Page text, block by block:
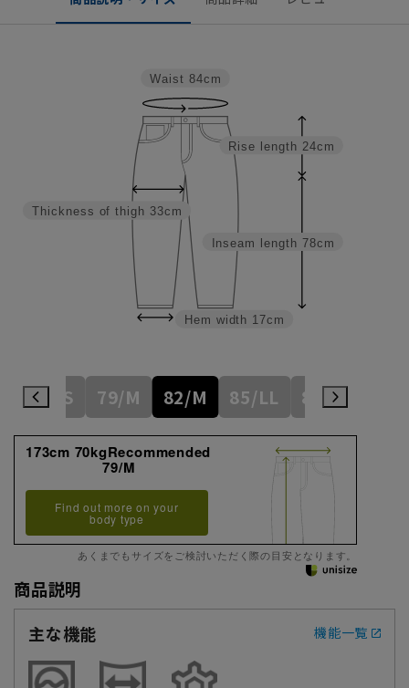
Inseam length 78cm
Rise length 24cm
Hem width 17cm
Thickness of thigh 33cm
Waist 84cm
76/S 79/M 82/M 85/LL 88/3L
173cm 70kgRecommended
79/M
Find out more on your
body type
あくまでもサイズをご検討いただく際の目安となります。
商品説明
主な機能
機能一覧